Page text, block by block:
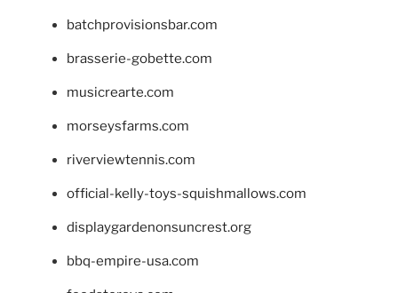
batchprovisionsbar.com
brasserie-gobette.com
musicrearte.com
morseysfarms.com
riverviewtennis.com
official-kelly-toys-squishmallows.com
displaygardenonsuncrest.org
bbq-empire-usa.com